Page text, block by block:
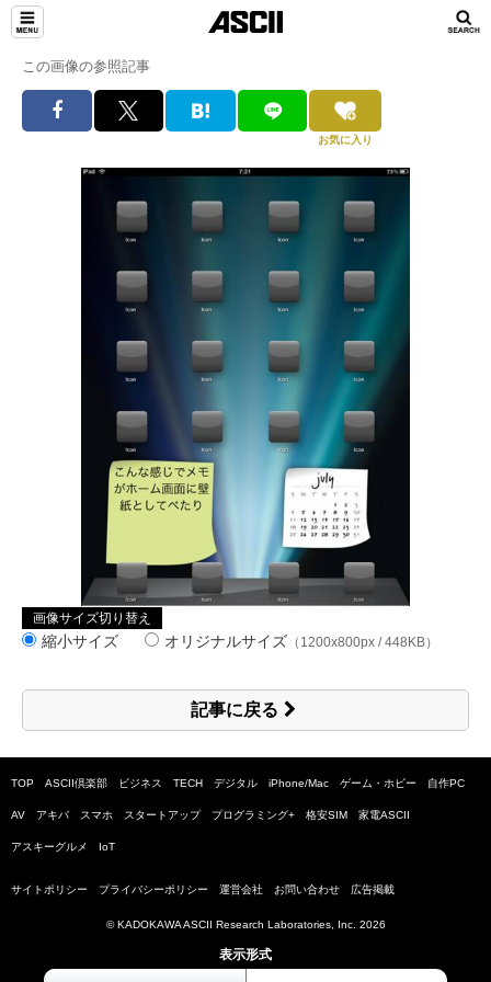
この画像の参照記事
お気に入り
画像サイズ切り替え
縮小サイズ オリジナルサイズ （1200x800px / 448KB）
記事に戻る
TOP ASCII倶楽部 ビジネス TECH デジタル iPhone/Mac ゲーム・ホビー 自作PC
AV アキバ スマホ スタートアップ プログラミング+ 格安SIM 家電ASCII
アスキーグルメ IoT
サイトポリシー プライバシーポリシー 運営会社 お問い合わせ 広告掲載
© KADOKAWA ASCII Research Laboratories, Inc. 2026
表示形式